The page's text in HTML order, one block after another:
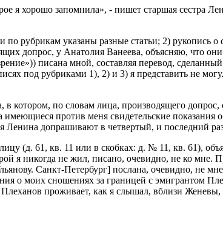
я хорошо запомнила», - пишет старшая сестра
рубрикам указаны разные статьи; 2) рукопись о
допрос, у Анатолия Ванеева, объясняю, что
писана мной, составляя перевод,
под рубриками 1), 2) и 3) я представить не
котором, по словам лица, производящего
против меня свидетельские показания
Ленина допрашивают в четвертый, и последний
(д. 61, кв. 11 или в скобках: д. № 11, кв. 61),
я никогда не жил, писано, очевидно, не ко мне.
Санкт-Петербург] послана, очевидно, не
о моих сношениях за границей с эмигрантом
проживает, как я слышал, вблизи